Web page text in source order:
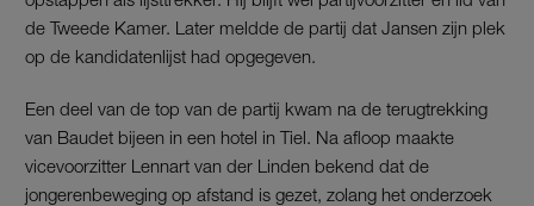
de Tweede Kamer. Later meldde de partij dat Jansen zijn plek
op de kandidatenlijst had opgegeven.
Een deel van de top van de partij kwam na de terugtrekking
van Baudet bijeen in een hotel in Tiel. Na afloop maakte
vicevoorzitter Lennart van der Linden bekend dat de
jongerenbeweging op afstand is gezet, zolang het onderzoek